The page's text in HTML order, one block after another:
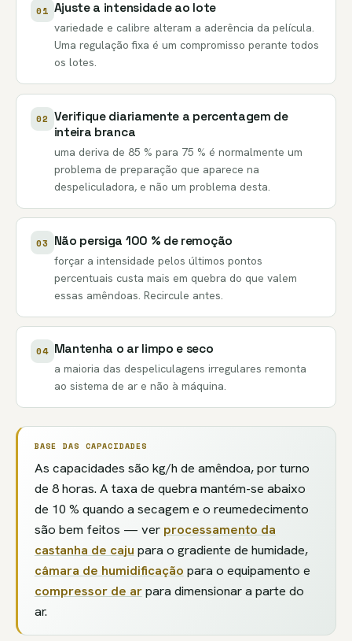
01 Ajuste a intensidade ao lote
variedade e calibre alteram a aderência da película.
Uma regulação fixa é um compromisso perante todos
os lotes.
02 Verifique diariamente a percentagem de
inteira branca
uma deriva de 85 % para 75 % é normalmente um
problema de preparação que aparece na
despeliculadora, e não um problema desta.
03 Não persiga 100 % de remoção
forçar a intensidade pelos últimos pontos
percentuais custa mais em quebra do que valem
essas amêndoas. Recircule antes.
04 Mantenha o ar limpo e seco
a maioria das despeliculagens irregulares remonta
ao sistema de ar e não à máquina.
BASE DAS CAPACIDADES
As capacidades são kg/h de amêndoa, por turno
de 8 horas. A taxa de quebra mantém-se abaixo
de 10 % quando a secagem e o reumedecimento
são bem feitos — ver processamento da
castanha de caju para o gradiente de humidade,
câmara de humidificação para o equipamento e
compressor de arpara dimensionar a parte do
ar.